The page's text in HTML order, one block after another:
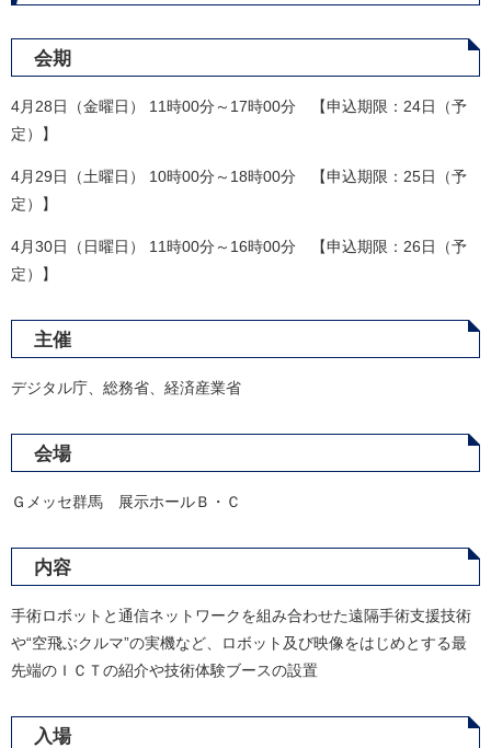
会期
4月28日（金曜日） 11時00分～17時00分 【申込期限：24日（予
定）】
4月29日（土曜日） 10時00分～18時00分 【申込期限：25日（予
定）】
4月30日（日曜日） 11時00分～16時00分 【申込期限：26日（予
定）】
主催
デジタル庁、総務省、経済産業省
会場
Ｇメッセ群馬 展示ホールＢ・Ｃ
内容
手術ロボットと通信ネットワークを組み合わせた遠隔手術支援技術
や“空飛ぶクルマ”の実機など、ロボット及び映像をはじめとする最
先端のＩＣＴの紹介や技術体験ブースの設置
入場